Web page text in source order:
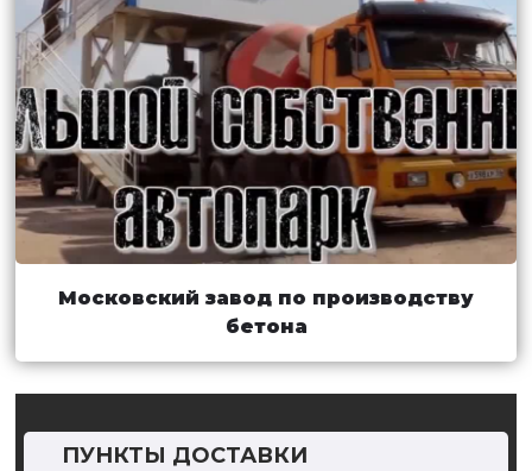
ПУНКТЫ ДОСТАВКИ
Московский завод по производству
бетона